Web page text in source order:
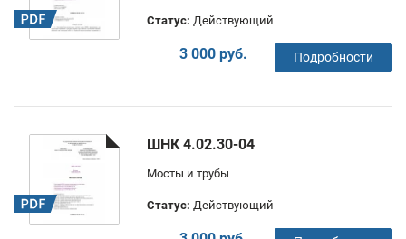
Статус: Действующий
3 000 руб. Подробности
ШНК 4.02.30-04
Мосты и трубы
Статус: Действующий